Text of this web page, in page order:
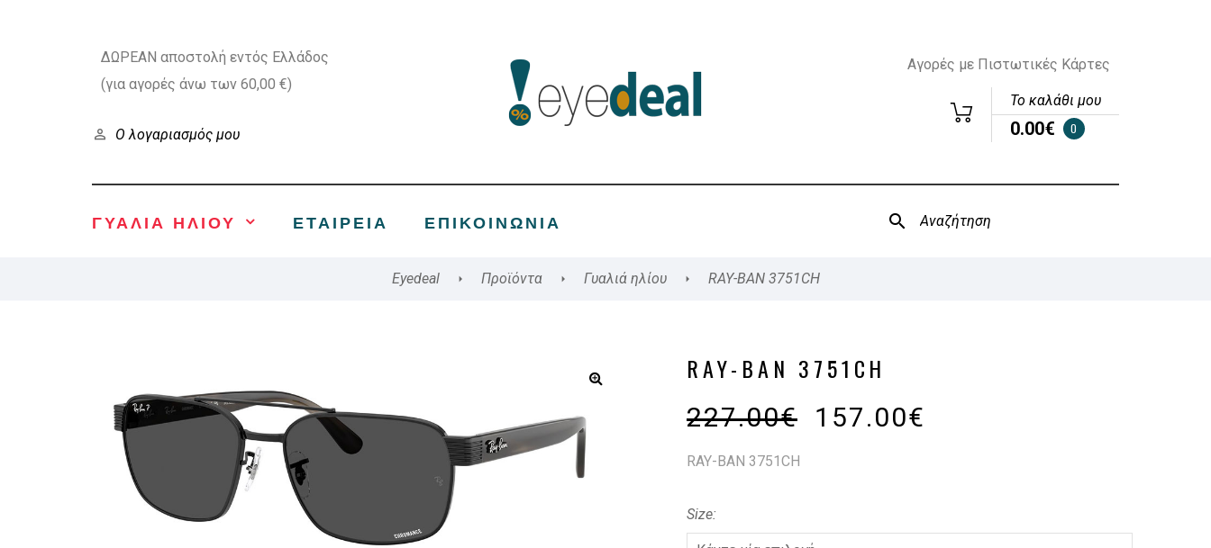
ΔΩΡΕΑΝ αποστολή εντός Ελλάδος
(για αγορές άνω των 60,00 €)
Ο λογαριασμός μου
Αγορές με Πιστωτικές Κάρτες
Το καλάθι μου
0.00€ 0
ΓΥΑΛΙΑ ΗΛΙΟΥ ΕΤΑΙΡΕΊΑ ΕΠΙΚΟΙΝΩΝΊΑ
Eyedeal Προϊόντα Γυαλιά ηλίου RAY-BAN 3751CH
RAY-BAN 3751CH
227.00€ 157.00€
RAY-BAN 3751CH
Size